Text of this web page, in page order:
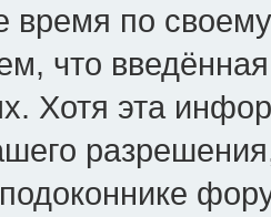
время по
что
Хотя эта